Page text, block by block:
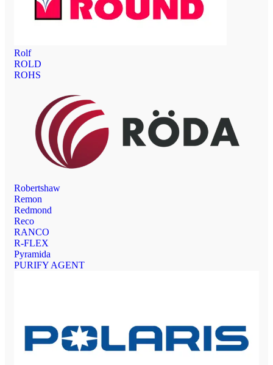
Rolf
ROLD
ROHS
Robertshaw
Remon
Redmond
Reco
RANCO
R-FLEX
Pyramida
PURIFY AGENT